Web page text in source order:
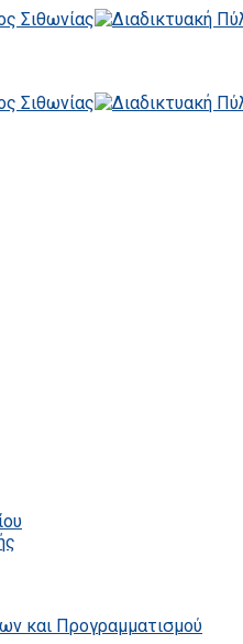
και Προγραμματισμού